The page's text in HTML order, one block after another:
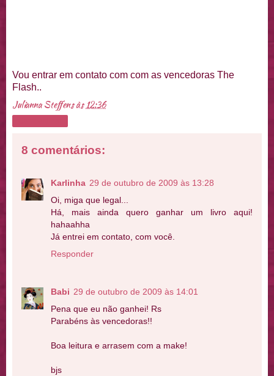
Vou entrar em contato com com as vencedoras The
Flash..
Julianna Steffensàs 12:36
8 comentários:
Karlinha 29 de outubro de 2009 às 13:28
Oi, miga que legal...
Há, mais ainda quero ganhar um livro aqui!
hahaahha
Já entrei em contato, com você.
Responder
Babi 29 de outubro de 2009 às 14:01
Pena que eu não ganhei! Rs
Parabéns às vencedoras!!
Boa leitura e arrasem com a make!
bjs